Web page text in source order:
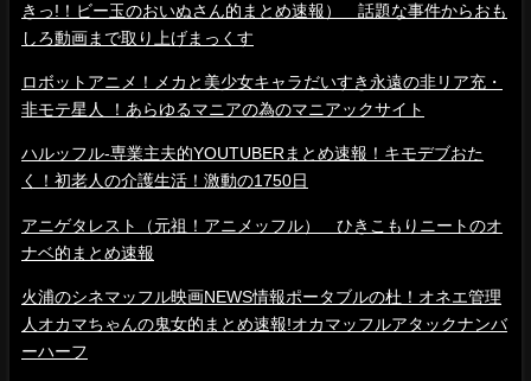
きっ!！ビー玉のおいぬさん的まとめ速報） 話題な事件からおも
しろ動画まで取り上げまっくす
ロボットアニメ！メカと美少女キャラだいすき永遠の非リア充・
非モテ星人 ！あらゆるマニアの為のマニアックサイト
ハルッフル-専業主夫的YOUTUBERまとめ速報！キモデブおた
く！初老人の介護生活！激動の1750日
アニゲタレスト（元祖！アニメッフル） ひきこもりニートのオ
ナベ的まとめ速報
火浦のシネマッフル映画NEWS情報ポータブルの杜！オネエ管理
人オカマちゃんの鬼女的まとめ速報!オカマッフルアタックナンバ
ーハーフ